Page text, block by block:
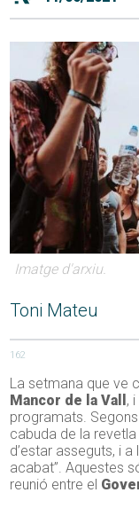
Imatge d'arxiu.
Toni Mateu
162
La setmana que ve
Mancor de la Vall ,
programats.
cabuda de la
d’estar asseguts, i a
acabat”. Aquestes
reunió entre el